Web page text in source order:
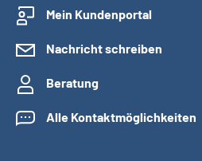
Mein Kundenportal
Nachricht schreiben
Beratung
Alle Kontaktmöglichkeiten